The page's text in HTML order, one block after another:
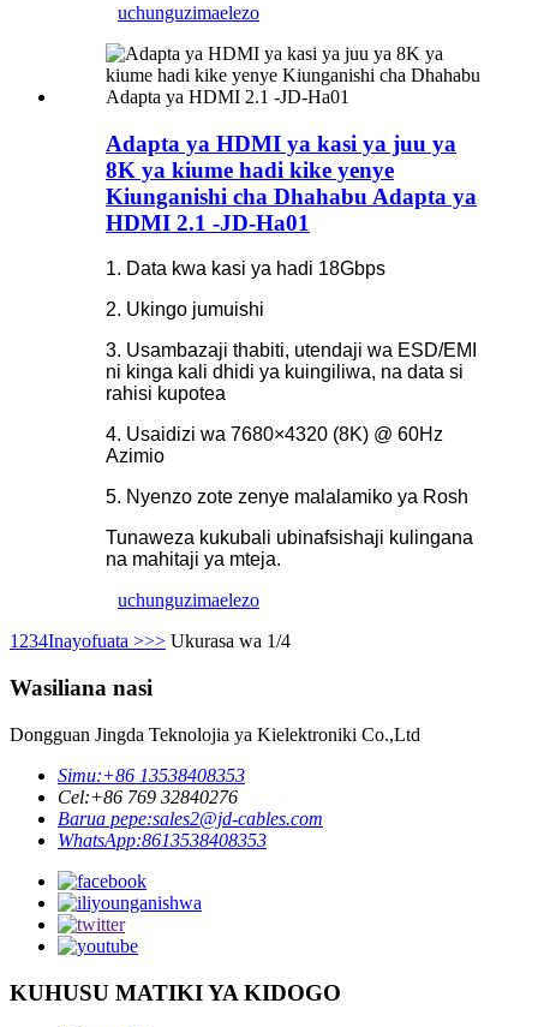
uchunguzimaelezo
Adapta ya HDMI ya kasi ya juu ya
8K ya kiume hadi kike yenye
Kiunganishi cha Dhahabu Adapta ya
HDMI 2.1 -JD-Ha01
1. Data kwa kasi ya hadi 18Gbps
2. Ukingo jumuishi
3. Usambazaji thabiti, utendaji wa ESD/EMI
ni kinga kali dhidi ya kuingiliwa, na data si
rahisi kupotea
4. Usaidizi wa 7680×4320 (8K) @ 60Hz
Azimio
5. Nyenzo zote zenye malalamiko ya Rosh
Tunaweza kukubali ubinafsishaji kulingana
na mahitaji ya mteja.
uchunguzimaelezo
1234Inayofuata >>> Ukurasa wa 1/4
Wasiliana nasi
Dongguan Jingda Teknolojia ya Kielektroniki Co.,Ltd
Simu:+86 13538408353
Cel:+86 769 32840276
Barua pepe:sales2@jd-cables.com
WhatsApp:8613538408353
KUHUSU MATIKI YA KIDOGO